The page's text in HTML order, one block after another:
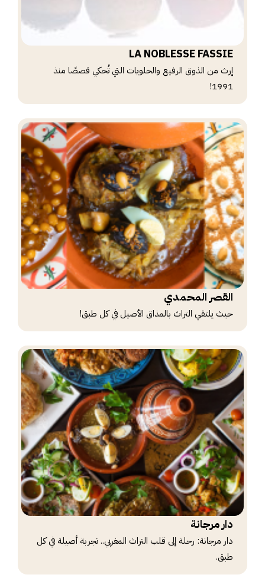
LA NOBLESSE FASSIE
إرث من الذوق الرفيع والحلويات التي تُحكي قصصًا منذ
1991!
القصر المحمدي
حيث يلتقي التراث بالمذاق الأصيل في كل طبق!
دار مرجانة
دار مرجانة: رحلة إلى قلب التراث المغربي.. تجربة أصيلة في كل
طبق.